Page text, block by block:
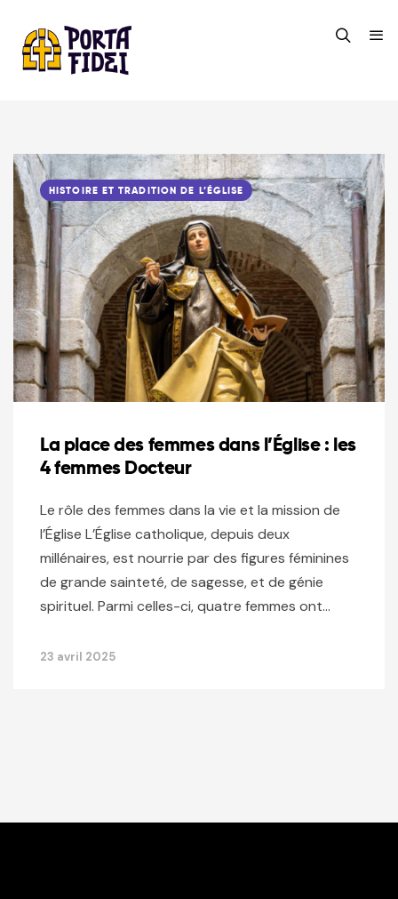
HISTOIRE ET TRADITION DE L’ÉGLISE
La place des femmes dans l’Église : les
4 femmes Docteur
Le rôle des femmes dans la vie et la mission de
l’Église L’Église catholique, depuis deux
millénaires, est nourrie par des figures féminines
de grande sainteté, de sagesse, et de génie
spirituel. Parmi celles-ci, quatre femmes ont…
23 avril 2025